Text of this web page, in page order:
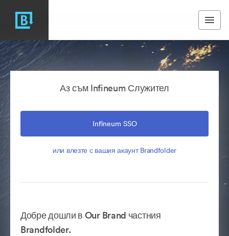
Аз съм Infineum Служител
Infineum SSO
или влезте с вашия акаунт Brandfolder
Добре дошли в Our Brand частния
Brandfolder.